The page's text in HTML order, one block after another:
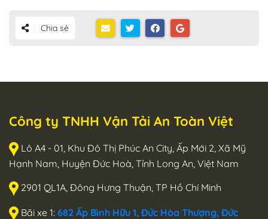
Chia sẻ
Công ty TNHH Vận Tải An Toàn Việt
Lô A4 - 01, Khu Đô Thị Phúc An City, Ấp Mới 2, Xã Mỹ
Hạnh Nam, Huyện Đức Hoà, Tỉnh Long An, Việt Nam
2901 QL1A, Đông Hưng Thuận, TP Hồ Chí Minh
Bãi xe 1: 682 Ấp Bình Hữu 1, Đức Hòa Thượng, Đức